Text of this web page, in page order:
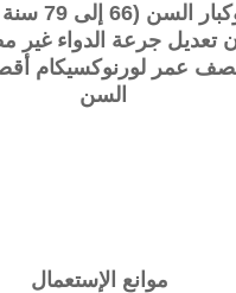
لدى
تعديل جرعة الدواء غير
نصف عمرلورنوكسيكام
السن
موانع الإستعمال